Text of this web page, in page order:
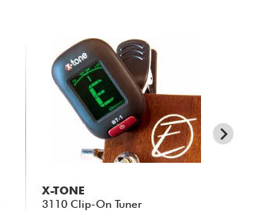
X-TONE
3110 Clip-On Tuner